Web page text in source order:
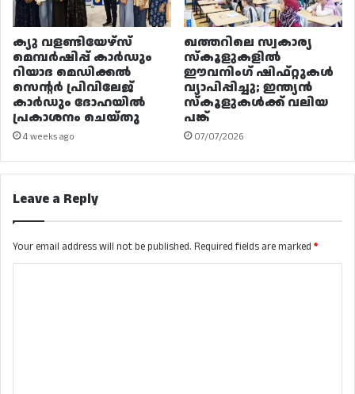
ക്യു വളണ്ടിയേഴ്‌സ്
മെമ്പർഷിപ്പ് കാർഡും
റിയാദ മെഡിക്കൽ
സെന്റർ പ്രിവിലേജ്
കാർഡും ദോഹയിൽ
പ്രകാശനം ചെയ്തു
4 weeks ago
ഖത്തറിലെ സ്വകാര്യ
സ്കൂളുകളിൽ
ഈവനിംഗ് ഷിഫ്റ്റുകൾ
വ്യാപിപ്പിച്ചു; ഇന്ത്യൻ
സ്കൂളുകൾക്ക് വലിയ
പങ്ക്
07/07/2026
Leave a Reply
Your email address will not be published. Required fields are marked *